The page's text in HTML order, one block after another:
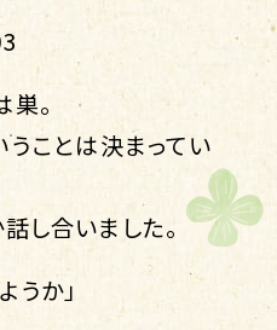
。
ことは決まってい
し合いました。
うか」